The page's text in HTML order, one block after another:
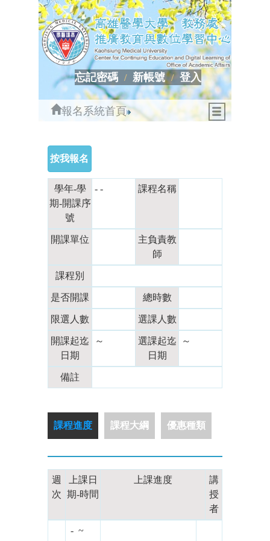
忘記密碼 新帳號 登入
報名系統首頁
學年-學
期-開課序
號
- - 課程名稱
開課單位
主負責教
師
課程別
是否開課 總時數
限選人數 選課人數
開課起迄
日期
～
選課起迄
日期
～
備註
課程進度 課程大綱 優惠種類
週
次
上課日
期-時間
上課進度
講
授
者
- ~